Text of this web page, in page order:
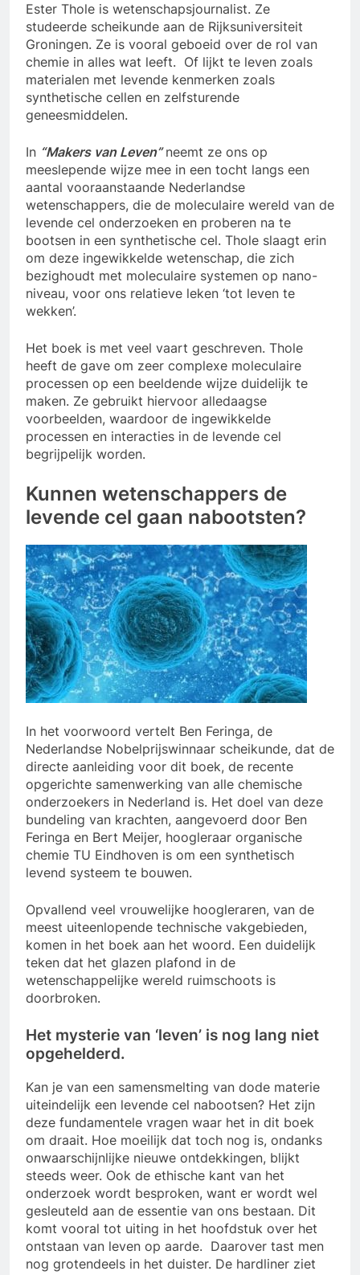
Ester Thole is wetenschapsjournalist. Ze
studeerde scheikunde aan de Rijksuniversiteit
Groningen. Ze is vooral geboeid over de rol van
chemie in alles wat leeft. Of lijkt te leven zoals
materialen met levende kenmerken zoals
synthetische cellen en zelfsturende
geneesmiddelen.
In “Makers van Leven”neemt ze ons op
meeslepende wijze mee in een tocht langs een
aantal vooraanstaande Nederlandse
wetenschappers, die de moleculaire wereld van de
levende cel onderzoeken en proberen na te
bootsen in een synthetische cel. Thole slaagt erin
om deze ingewikkelde wetenschap, die zich
bezighoudt met moleculaire systemen op nano-
niveau, voor ons relatieve leken ‘tot leven te
wekken’.
Het boek is met veel vaart geschreven. Thole
heeft de gave om zeer complexe moleculaire
processen op een beeldende wijze duidelijk te
maken. Ze gebruikt hiervoor alledaagse
voorbeelden, waardoor de ingewikkelde
processen en interacties in de levende cel
begrijpelijk worden.
Kunnen wetenschappers de
levende cel gaan nabootsten?
In het voorwoord vertelt Ben Feringa, de
Nederlandse Nobelprijswinnaar scheikunde, dat de
directe aanleiding voor dit boek, de recente
opgerichte samenwerking van alle chemische
onderzoekers in Nederland is. Het doel van deze
bundeling van krachten, aangevoerd door Ben
Feringa en Bert Meijer, hoogleraar organische
chemie TU Eindhoven is om een synthetisch
levend systeem te bouwen.
Opvallend veel vrouwelijke hoogleraren, van de
meest uiteenlopende technische vakgebieden,
komen in het boek aan het woord. Een duidelijk
teken dat het glazen plafond in de
wetenschappelijke wereld ruimschoots is
doorbroken.
Het mysterie van ‘leven’ is nog lang niet
opgehelderd.
Kan je van een samensmelting van dode materie
uiteindelijk een levende cel nabootsen? Het zijn
deze fundamentele vragen waar het in dit boek
om draait. Hoe moeilijk dat toch nog is, ondanks
onwaarschijnlijke nieuwe ontdekkingen, blijkt
steeds weer. Ook de ethische kant van het
onderzoek wordt besproken, want er wordt wel
gesleuteld aan de essentie van ons bestaan. Dit
komt vooral tot uiting in het hoofdstuk over het
ontstaan van leven op aarde. Daarover tast men
nog grotendeels in het duister. De hardliner ziet